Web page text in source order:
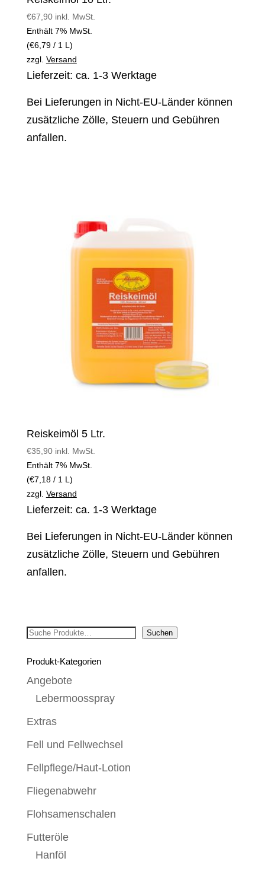
€67,90 inkl. MwSt.
Enthält 7% MwSt.
(€6,79/ 1 L)
zzgl. Versand
Lieferzeit: ca. 1-3 Werktage
Bei Lieferungen in Nicht-EU-Länder können
zusätzliche Zölle, Steuern und Gebühren
anfallen.
Reiskeimöl 5 Ltr.
€35,90 inkl. MwSt.
Enthält 7% MwSt.
(€7,18/ 1 L)
zzgl. Versand
Lieferzeit: ca. 1-3 Werktage
Bei Lieferungen in Nicht-EU-Länder können
zusätzliche Zölle, Steuern und Gebühren
anfallen.
Suchen Suchen
Produkt-Kategorien
Angebote
Lebermoosspray
Extras
Fell und Fellwechsel
Fellpflege/Haut-Lotion
Fliegenabwehr
Flohsamenschalen
Futteröle
Hanföl